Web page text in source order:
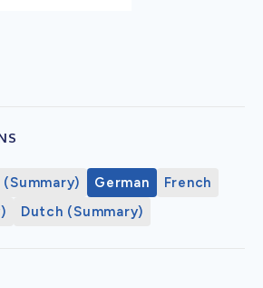
(Summary) German
French
Dutch (Summary)